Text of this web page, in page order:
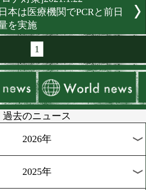
3月からの試合前PCR検査
計量時に実施
[東日本協会]2021.2.17
試合動画の撮影はNG
[コロナ対策]2021.2.5
コロナ対策強化!
[コロナ対策]2021.1.29